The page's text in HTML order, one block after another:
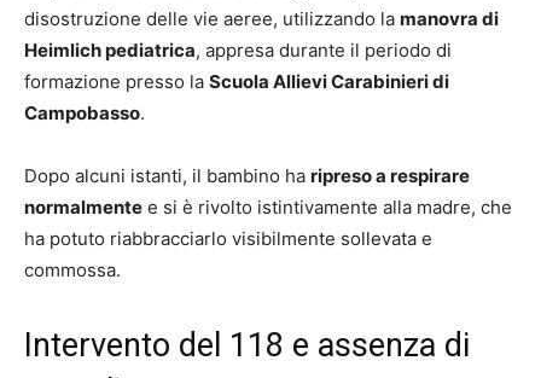
disostruzione delle vie aeree, utilizzando la manovra di
Heimlich pediatrica, appresa durante il periodo di
formazione presso la Scuola Allievi Carabinieri di
Campobasso.
Dopo alcuni istanti, il bambino ha ripreso a respirare
normalmente e si è rivolto istintivamente alla madre, che
ha potuto riabbracciarlo visibilmente sollevata e
commossa.
Intervento del 118 e assenza di